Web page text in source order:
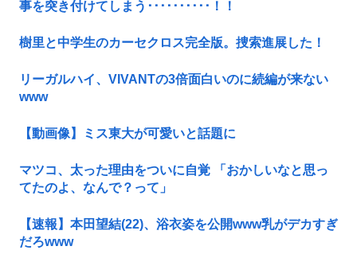
事を突き付けてしまう･･････････！！
樹里と中学生のカーセクロス完全版。捜索進展した！
リーガルハイ、VIVANTの3倍面白いのに続編が来ない
www
【動画像】ミス東大が可愛いと話題に
マツコ、太った理由をついに自覚 「おかしいなと思っ
てたのよ、なんで？って」
【速報】本田望結(22)、浴衣姿を公開www乳がデカすぎ
だろwww